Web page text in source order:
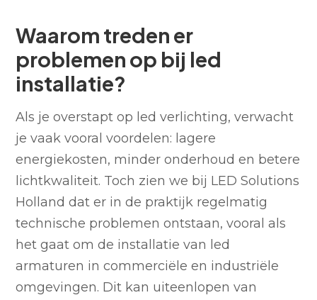
Waarom treden er
problemen op bij led
installatie?
Als je overstapt op led verlichting, verwacht
je vaak vooral voordelen: lagere
energiekosten, minder onderhoud en betere
lichtkwaliteit. Toch zien we bij LED Solutions
Holland dat er in de praktijk regelmatig
technische problemen ontstaan, vooral als
het gaat om de installatie van led
armaturen in commerciële en industriële
omgevingen. Dit kan uiteenlopen van
drivers
CRI
lichtsturing
problemen op?
installatieproblemen